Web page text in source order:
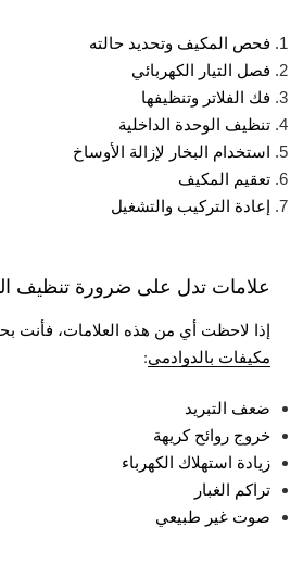
فحص المكيف وتحديد حالته
فصل التيار الكهربائي
فك الفلاتر وتنظيفها
تنظيف الوحدة الداخلية
استخدام البخار لإزالة الأوساخ
تعقيم المكيف
إعادة التركيب والتشغيل
علامات تدل على ضرورة تنظيف
إذا لاحظت أي من هذه العلامات، فأنت
مكيفات بالدوادمي:
ضعف التبريد
خروج روائح كريهة
زيادة استهلاك الكهرباء
تراكم الغبار
صوت غير طبيعي